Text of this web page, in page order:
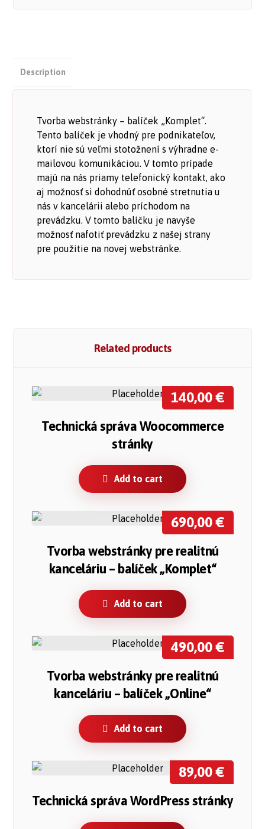
Description
Tvorba webstránky – balíček „Komplet“.
Tento balíček je vhodný pre podnikateľov,
ktorí nie sú veľmi stotožnení s výhradne e-
mailovou komunikáciou. V tomto prípade
majú na nás priamy telefonický kontakt, ako
aj možnosť si dohodnúť osobné stretnutia u
nás v kancelárii alebo príchodom na
prevádzku. V tomto balíčku je navyše
možnosť nafotiť prevádzku z našej strany
pre použitie na novej webstránke.
Related products
Technická správa Woocommerce
stránky
140,00€
Add to cart
Tvorba webstránky pre realitnú
kanceláriu – balíček „Komplet“
690,00€
Add to cart
Tvorba webstránky pre realitnú
kanceláriu – balíček „Online“
490,00€
Add to cart
Technická správa WordPress stránky
89,00€